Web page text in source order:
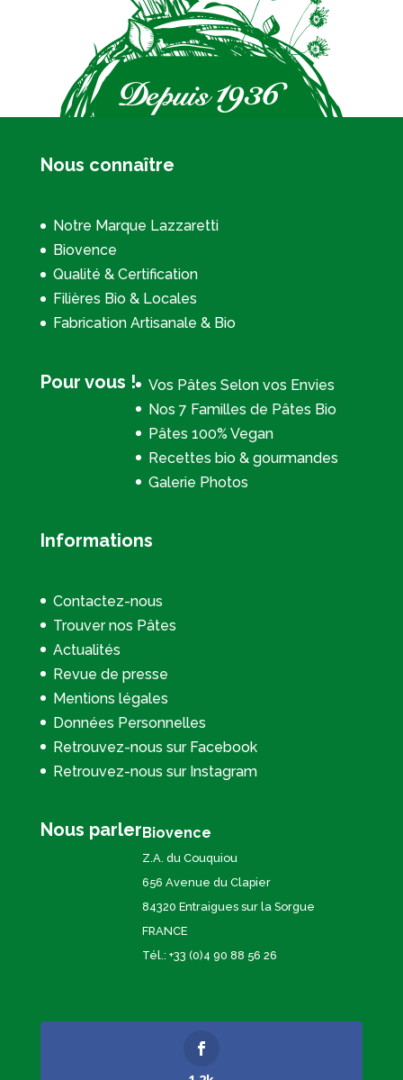
Nous connaître
Notre Marque Lazzaretti
Biovence
Qualité & Certification
Filières Bio & Locales
Fabrication Artisanale & Bio
Pour vous !
Vos Pâtes Selon vos Envies
Nos 7 Familles de Pâtes Bio
Pâtes 100% Vegan
Recettes bio & gourmandes
Galerie Photos
Informations
Contactez-nous
Trouver nos Pâtes
Actualités
Revue de presse
Mentions légales
Données Personnelles
Retrouvez-nous sur Facebook
Retrouvez-nous sur Instagram
Nous parlerBiovence
Z.A. du Couquiou
656 Avenue du Clapier
84320 Entraigues sur la Sorgue
FRANCE
Tél.: +33 (0)4 90 88 56 26